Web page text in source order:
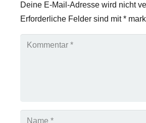
Deine E-Mail-Adresse wird nicht
Erforderliche Felder sind mit*